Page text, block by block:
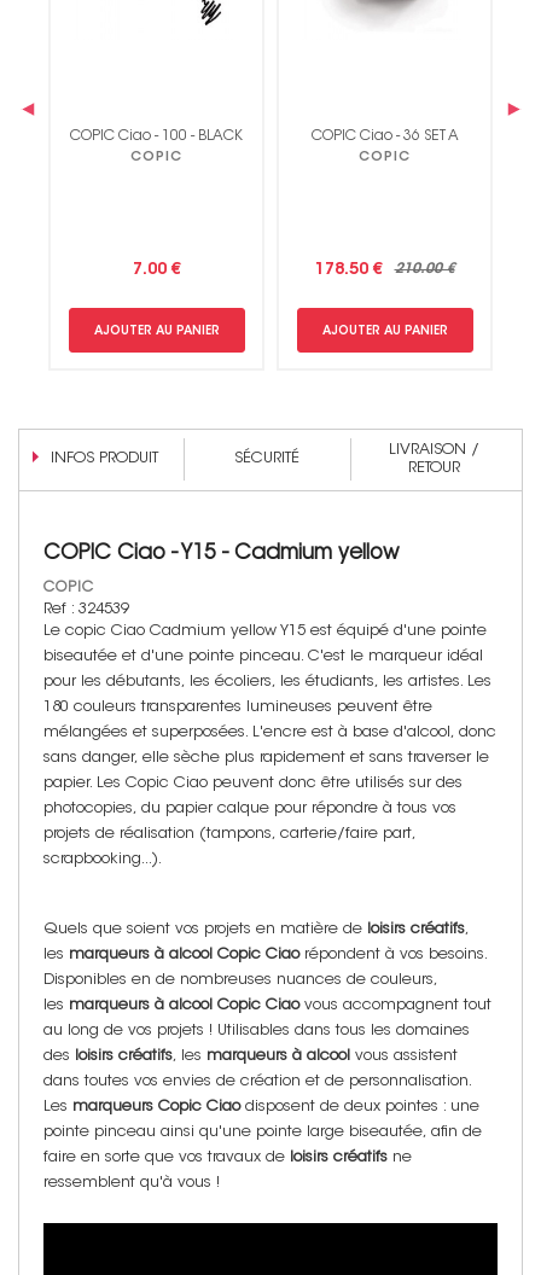
COPIC Ciao - 100 - BLACK
COPIC
7.00 €
AJOUTER AU PANIER
COPIC Ciao - 36 SET A
COPIC
210.00 €
178.50 €
AJOUTER AU PANIER
‹ ›
INFOS PRODUIT SÉCURITÉ
LIVRAISON /
RETOUR
COPIC Ciao - Y15 - Cadmium yellow
COPIC
Ref : 324539
Le copic Ciao Cadmium yellow Y15 est équipé d'une pointe
biseautée et d'une pointe pinceau. C'est le marqueur idéal
pour les débutants, les écoliers, les étudiants, les artistes. Les
180 couleurs transparentes lumineuses peuvent être
mélangées et superposées. L'encre est à base d'alcool, donc
sans danger, elle sèche plus rapidement et sans traverser le
papier. Les Copic Ciao peuvent donc être utilisés sur des
photocopies, du papier calque pour répondre à tous vos
projets de réalisation (tampons, carterie/faire part,
scrapbooking...).
Quels que soient vos projets en matière de loisirs créatifs,
les marqueurs à alcool Copic Ciaorépondent à vos besoins.
Disponibles en de nombreuses nuances de couleurs,
les marqueurs à alcool Copic Ciaovous accompagnent tout
au long de vos projets ! Utilisables dans tous les domaines
des
loisirs créatifs, les marqueurs à alcool vous assistent
dans toutes vos envies de création et de personnalisation.
Les marqueurs Copic Ciaodisposent de deux pointes : une
pointe pinceau ainsi qu'une pointe large biseautée, afin de
faire en sorte que vos travaux de loisirs créatifs ne
ressemblent qu'à vous !